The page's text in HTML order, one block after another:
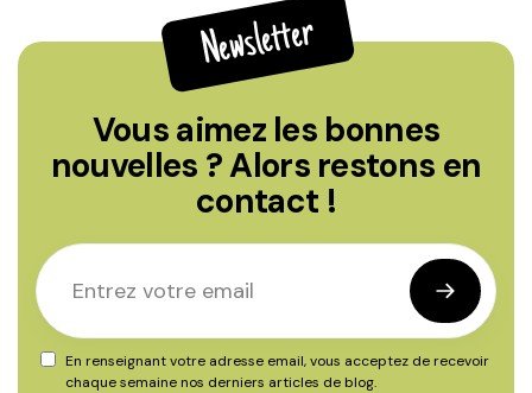
Newsletter
Vous aimez les bonnes
nouvelles ? Alors restons en
contact !
En renseignant votre adresse email, vous acceptez de recevoir
chaque semaine nos derniers articles de blog.